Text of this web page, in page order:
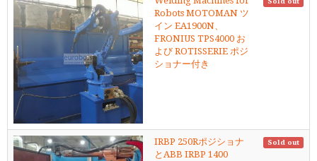
Robots MOTOMAN ツ
イン EA1900N、
FRONIUS TPS4000 お
よび ROTISSERIE ポジ
ショナー付き
IRBP 250Rポジショナ
とABB IRBP 1400
Sold out